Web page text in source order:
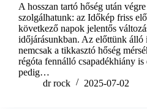
A hosszan tartó hőség után
szolgálhatunk: az Időkép friss
következő napok jelentős
időjárásunkban. Az előttünk álló
nemcsak a tikkasztó hőség
régóta fennálló csapadékhiány
pedig…
dr rock
2025-07-02